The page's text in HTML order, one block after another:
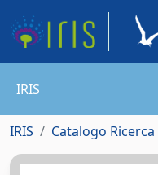
IRIS
IRIS Catalogo